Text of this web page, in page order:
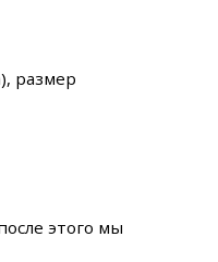
размер
этого мы